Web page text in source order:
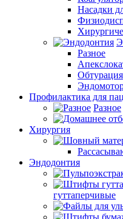
Насадки
Разное
Обтурация
Профилактика для
Разное
Хирургия
Эндодонтия
гуттаперчивые